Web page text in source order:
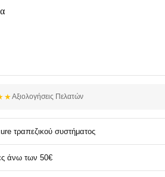
Αξιολογήσεις Πελατών
τραπεζικού συστήματος
άνω των 50€